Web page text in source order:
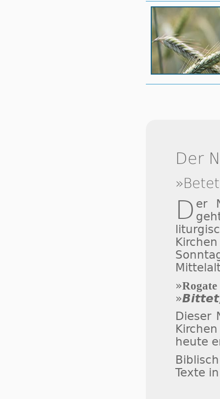
Der
D er
»Rogate
»Bittet
Dieser
heute
Texte